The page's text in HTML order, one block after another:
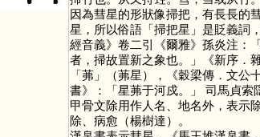
因為彗星的形狀像掃把，有長長的
星，所以俗語「掃把星」是貶義詞
經音義》卷二引《爾雅》孫炎注：
者，掃故置新之象也。」《新序．
「茀」（茀星），《穀梁傳．文公
書》：「星茀于河戍。」 司馬貞索
甲骨文除用作人名、地名外，表示
除、病愈（楊樹達）。